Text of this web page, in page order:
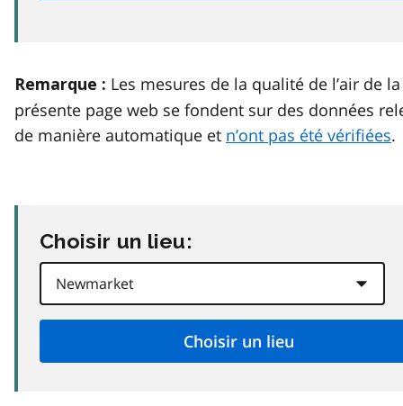
Remarque : Les mesures de la qualité de l’air de la
présente page web se fondent sur des données
de manière automatique et n’ont pas été vérifiées.
Choisir un lieu: